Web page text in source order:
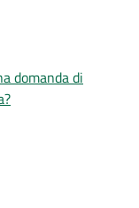
domanda di